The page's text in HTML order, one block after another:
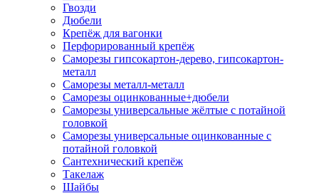
Гвозди
Дюбели
Крепёж для вагонки
Перфорированный крепёж
Саморезы гипсокартон-дерево, гипсокартон-
металл
Саморезы металл-металл
Саморезы оцинкованные+дюбели
Саморезы универсальные жёлтые с потайной
головкой
Саморезы универсальные оцинкованные с
потайной головкой
Сантехнический крепёж
Такелаж
Шайбы